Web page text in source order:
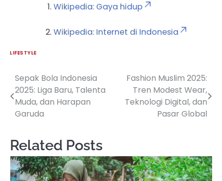
Wikipedia: Gaya hidup
Wikipedia: Internet di Indonesia
LIFESTYLE
Post
navigation
Sepak Bola Indonesia
2025: Liga Baru, Talenta
Muda, dan Harapan
Garuda
Fashion Muslim 2025:
Tren Modest Wear,
Teknologi Digital, dan
Pasar Global
Related Posts